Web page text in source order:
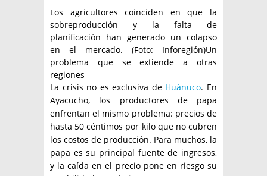
Los agricultores coinciden en que la
sobreproducción y la falta de
planificación han generado un colapso
en el mercado. (Foto: Inforegión)Un
problema que se extiende a otras
regiones
La crisis no es exclusiva de Huánuco. En
Ayacucho, los productores de papa
enfrentan el mismo problema: precios de
hasta 50 céntimos por kilo que no cubren
los costos de producción. Para muchos, la
papa es su principal fuente de ingresos,
y la caída en el precio pone en riesgo su